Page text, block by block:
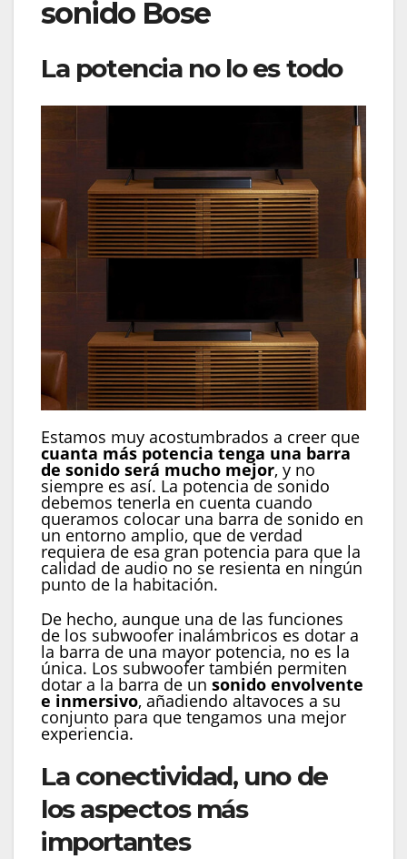
sonido Bose
La potencia no lo es todo
Estamos muy acostumbrados a creer que
cuanta más potencia tenga una barra
de sonido será mucho mejor, y no
siempre es así. La potencia de sonido
debemos tenerla en cuenta cuando
queramos colocar una barra de sonido en
un entorno amplio, que de verdad
requiera de esa gran potencia para que la
calidad de audio no se resienta en ningún
punto de la habitación.
De hecho, aunque una de las funciones
de los subwoofer inalámbricos es dotar a
la barra de una mayor potencia, no es la
única. Los subwoofer también permiten
dotar a la barra de un sonido envolvente
e inmersivo, añadiendo altavoces a su
conjunto para que tengamos una mejor
experiencia.
La conectividad, uno de
los aspectos más
importantes